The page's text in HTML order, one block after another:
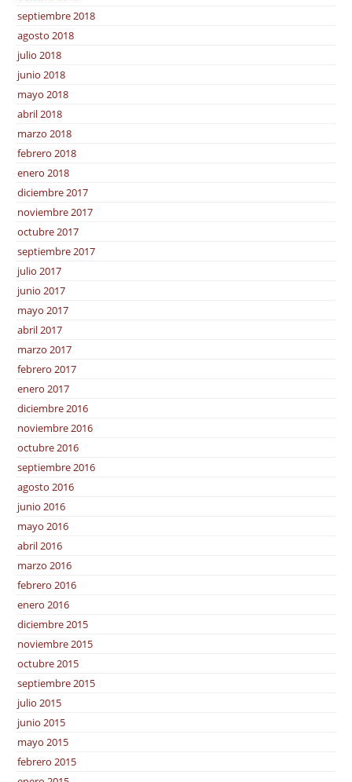
septiembre 2018
agosto 2018
julio 2018
junio 2018
mayo 2018
abril 2018
marzo 2018
febrero 2018
enero 2018
diciembre 2017
noviembre 2017
octubre 2017
septiembre 2017
julio 2017
junio 2017
mayo 2017
abril 2017
marzo 2017
febrero 2017
enero 2017
diciembre 2016
noviembre 2016
octubre 2016
septiembre 2016
agosto 2016
junio 2016
mayo 2016
abril 2016
marzo 2016
febrero 2016
enero 2016
diciembre 2015
noviembre 2015
octubre 2015
septiembre 2015
julio 2015
junio 2015
mayo 2015
febrero 2015